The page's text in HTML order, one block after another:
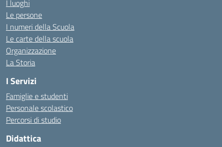
I luoghi
Le persone
I numeri della Scuola
Le carte della scuola
Organizzazione
La Storia
I Servizi
Famiglie e studenti
Personale scolastico
Percorsi di studio
Didattica